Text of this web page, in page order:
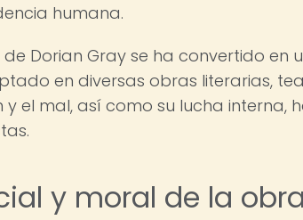
humana.
Dorian Gray se ha convertido en
en diversas obras literarias,
el mal, así como su lucha interna,
y moral de la obra